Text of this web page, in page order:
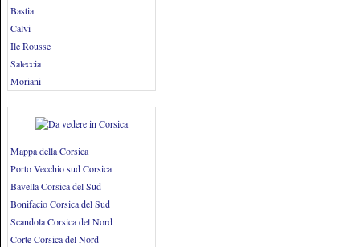
Bastia
Calvi
Ile Rousse
Saleccia
Moriani
Mappa della Corsica
Porto Vecchio sud Corsica
Bavella Corsica del Sud
Bonifacio Corsica del Sud
Scandola Corsica del Nord
Corte Corsica del Nord